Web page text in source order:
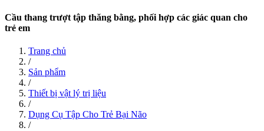
Cầu thang trượt tập thăng bằng, phối hợp các giác quan cho
trẻ em
Trang chủ
/
Sản phẩm
/
Thiết bị vật lý trị liệu
/
Dụng Cụ Tập Cho Trẻ Bại Não
/